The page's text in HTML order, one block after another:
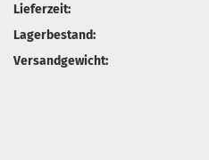
Lieferzeit:
Lagerbestand:
Versandgewicht: